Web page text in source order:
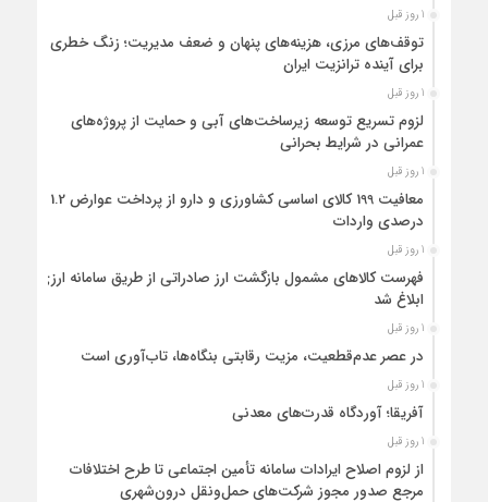
1 روز قبل
توقف‌های مرزی، هزینه‌های پنهان و ضعف مدیریت؛ زنگ خطری
برای آینده ترانزیت ایران
1 روز قبل
لزوم تسریع توسعه زیرساخت‌های آبی و حمایت از پروژه‌های
عمرانی در شرایط بحرانی
1 روز قبل
معافیت 199 کالای اساسی کشاورزی و دارو از پرداخت عوارض 1.2
درصدی واردات
1 روز قبل
فهرست کالاهای مشمول بازگشت ارز صادراتی از طریق سامانه ارزی
ابلاغ شد
1 روز قبل
در عصر عدم‌قطعیت، مزیت رقابتی بنگاه‌ها، تاب‌آوری است
1 روز قبل
آفریقا؛ آوردگاه قدرت‌های معدنی
1 روز قبل
از لزوم اصلاح ایرادات سامانه تأمین اجتماعی تا طرح اختلافات
مرجع صدور مجوز شرکت‌های حمل‌ونقل درون‌شهری